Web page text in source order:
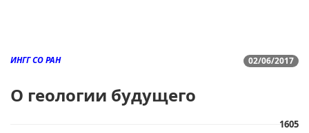
02/06/2017
ИНГГ СО РАН
О геологии будущего
1605